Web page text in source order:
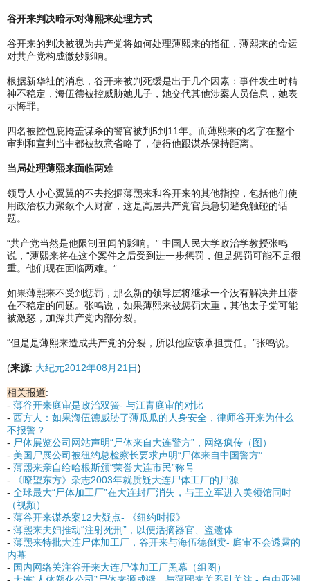
谷开来判决暗示对薄熙来处理方式
谷开来的判决被视为共产党将如何处理薄熙来的指征，薄熙来的命运
对共产党构成微妙影响。
根据新华社的消息，谷开来被判死缓是出于几个因素：事件发生时精
神不稳定，海伍德被控威胁她儿子，她交代其他涉案人员信息，她表
示悔罪。
四名被控包庇掩盖谋杀的警官被判5到11年。而薄熙来的名字在整个
审判和宣判当中都被故意省略了，使得他跟谋杀保持距离。
当局处理薄熙来面临两难
领导人小心翼翼的不去挖掘薄熙来和谷开来的其他指控，包括他们使
用政治权力聚敛个人财富，这是高层共产党官员急切避免触碰的话
题。
“共产党当然是他限制丑闻的影响。” 中国人民大学政治学教授张鸣
说，“薄熙来将在这个案件之后受到进一步惩罚，但是惩罚可能不是很
重。他们现在面临两难。”
如果薄熙来不受到惩罚，那么新的领导层将继承一个没有解决并且潜
在不稳定的问题。张鸣说，如果薄熙来被惩罚太重，其他太子党可能
被激怒，加深共产党内部分裂。
“但是是薄熙来造成共产党的分裂，所以他应该承担责任。”张鸣说。
(来源: 大纪元2012年08月21日)
相关报道:
- 薄谷开来庭审是政治双簧- 与江青庭审的对比
- 西方人：如果海伍德威胁了薄瓜瓜的人身安全，律师谷开来为什么
不报警？
- 尸体展览公司网站声明“尸体来自大连警方”，网络疯传（图）
- 美国尸展公司被纽约总检察长要求声明“尸体来自中国警方”
- 薄熙来亲自给哈根斯颁“荣誉大连市民”称号
-
《瞭望东方》杂志2003年就质疑大连尸体工厂的尸源
- 全球最大“尸体加工厂”在大连封厂消失，与王立军进入美领馆同时
（视频）
- 薄谷开来谋杀案12大疑点- 《纽约时报》
- 薄熙来夫妇推动“注射死刑”，以便活摘器官、盗遗体
- 薄熙来特批大连尸体加工厂，谷开来与海伍德倒卖- 庭审不会透露的
内幕
- 国内网络关注谷开来大连尸体加工厂黑幕（组图）